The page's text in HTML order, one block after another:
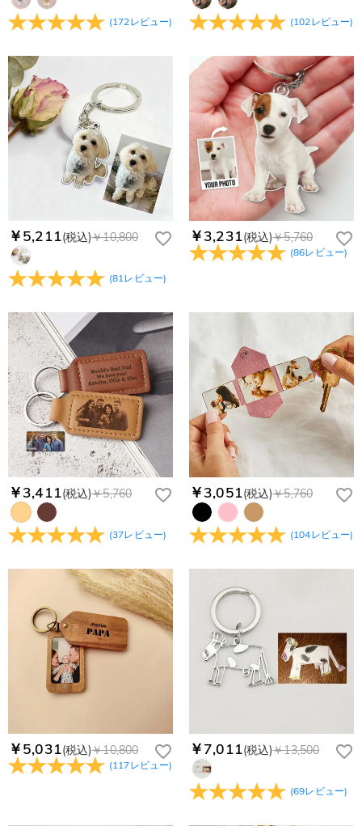
service@drawelry.jp】までご連絡ください。ご連絡頂く時に注
文番号もお送りください。
Drawelryからのメールが届いていない場合、次の可能性が考え
られます。原因①迷惑メールフォルダに移動されている。解決
迷惑メールでないよう操作して、service@drawelry.jp からの
メールが正しく届くように、迷惑メールフィルターの設定を変
更してください。原因②通信状態などによりメールの到着が遅
れている。解決策：数時間たっても届かない場合は、今後お送
りするメールも遅れる可能性がありますので、別のメールアド
レスからお名前とご住所を記載したメールを
service@drawelry.jp へ送信してください。原因③メールアド
レスの入力に誤りがある。解決策：お名前とご住所を記載した
メールを service@drawelry.jp へ送信してください。
支払方法は何がありますか？
Paypal、ApplePay、GooglePayからお選びいただけます。
コンビニ前払いのお支払い期限はいつまででしょう
か
コンビニ前払いのお支払い期限はご注文から 6 日間となりま
す。
支払い情報は保護されますか？
お支払い情報は高度なセキュリティで保護されております。お
客様のお支払い情報は当社のサーバーに一切保存されません。
Paypal又はクレジットカート発行会社によって処理されます。
個人情報は保護されますか？
当社では、個人情報保護を目的としたコンプライアンスに則
り、プライバシーポリシーを定めています。お客様に安心かつ
安全にご利用いただけるよう最善の注意を払い、個人情報を厳
確認ください
(172レビュー) (102レビュー)
￥5,211(税込)￥10,800
(81レビュー)
￥3,231(税込)￥5,760
(86レビュー)
￥3,411(税込)￥5,760
(37レビュー)
￥3,051(税込)￥5,760
(104レビュー)
￥5,031(税込)￥10,800
(117レビュー)
￥7,011(税込)￥13,500
(69レビュー)